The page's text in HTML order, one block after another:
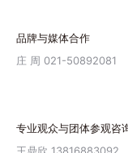
品牌与媒体合作
庄 周 021-50892081
专业观众与团体参观咨
王鼎欣 13816883092